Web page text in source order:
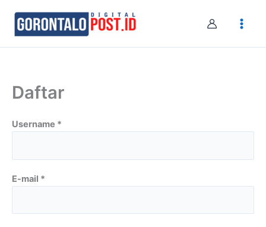
content
Daftar
Username *
E-mail *